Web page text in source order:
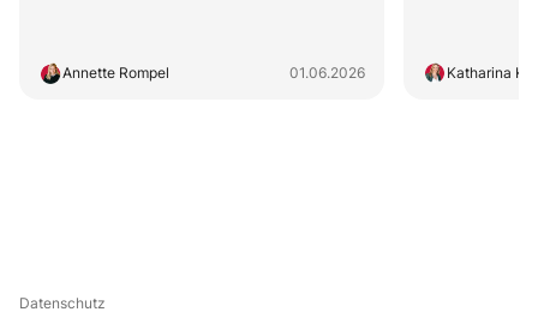
Annette Rompel 01.06.2026 Katharina
Datenschutz